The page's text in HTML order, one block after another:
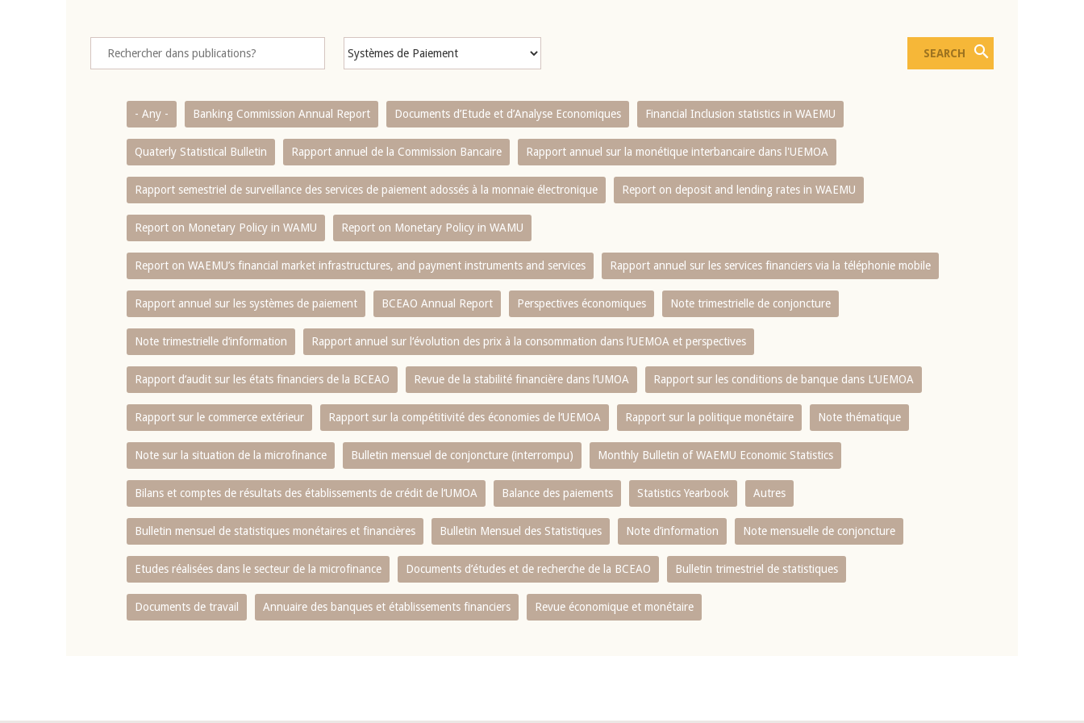
- Any - Banking Commission Annual Report Documents d’Etude et d’Analyse Economiques Financial Inclusion statistics in WAEMU
Quaterly Statistical Bulletin Rapport annuel de la Commission Bancaire Rapport annuel sur la monétique interbancaire dans l'UEMOA
Rapport semestriel de surveillance des services de paiement adossés à la monnaie électronique Report on deposit and lending rates in WAEMU
Report on Monetary Policy in WAMU Report on Monetary Policy in WAMU
Report on WAEMU’s financial market infrastructures, and payment instruments and services Rapport annuel sur les services financiers via la téléphonie mobile
Rapport annuel sur les systèmes de paiement BCEAO Annual Report Perspectives économiques Note trimestrielle de conjoncture
Note trimestrielle d‘information Rapport annuel sur l‘évolution des prix à la consommation dans l‘UEMOA et perspectives
Rapport d‘audit sur les états financiers de la BCEAO Revue de la stabilité financière dans l‘UMOA Rapport sur les conditions de banque dans L‘UEMOA
Rapport sur le commerce extérieur Rapport sur la compétitivité des économies de l‘UEMOA Rapport sur la politique monétaire Note thématique
Note sur la situation de la microfinance Bulletin mensuel de conjoncture (interrompu) Monthly Bulletin of WAEMU Economic Statistics
Bilans et comptes de résultats des établissements de crédit de l‘UMOA Balance des paiements Statistics Yearbook Autres
Bulletin mensuel de statistiques monétaires et financières Bulletin Mensuel des Statistiques Note d’information Note mensuelle de conjoncture
Etudes réalisées dans le secteur de la microfinance Documents d’études et de recherche de la BCEAO Bulletin trimestriel de statistiques
Documents de travail Annuaire des banques et établissements financiers Revue économique et monétaire